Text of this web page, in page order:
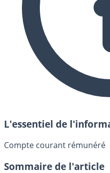
L'essentiel de
Compte courant rémunéré
Sommaire de l'article